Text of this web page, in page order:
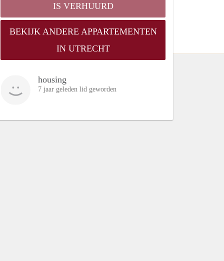
IS VERHUURD
BEKIJK ANDERE APPARTEMENTEN
IN UTRECHT
housing
7 jaar geleden lid geworden